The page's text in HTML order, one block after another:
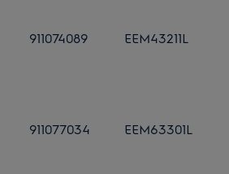
911074089 EEM43211L
911077034 EEM63301L